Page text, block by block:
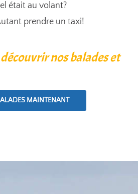
était au volant?
prendre un taxi!
nos balades et
MAINTENANT